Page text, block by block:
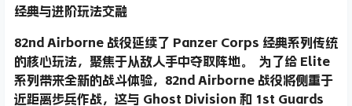
经典与进阶玩法交融
82nd Airborne 战役延续了 Panzer Corps 经典系列传统
的核心玩法，聚焦于从敌人手中夺取阵地。 为了给 Elite
系列带来全新的战斗体验，82nd Airborne 战役将侧重于
近距离步兵作战，这与 Ghost Division 和 1st Guards